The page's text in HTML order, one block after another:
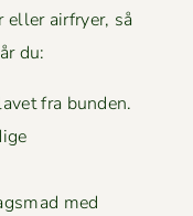
eller air­fry­er, så
du:
fra bunden.
med